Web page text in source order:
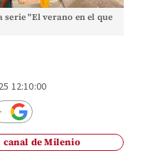
serie "El verano en el que
12:10:00
canal de Milenio